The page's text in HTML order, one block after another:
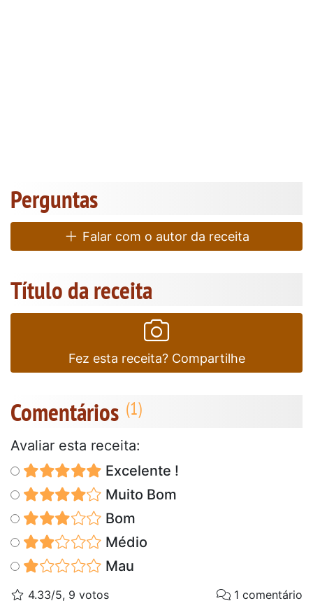
Perguntas
Falar com o autor da receita
Título da receita
Fez esta receita? Compartilhe
Comentários
Avaliar esta receita:
Excelente !
Muito Bom
Bom
Médio
Mau
4.33/5, 9 votos 1 comentário